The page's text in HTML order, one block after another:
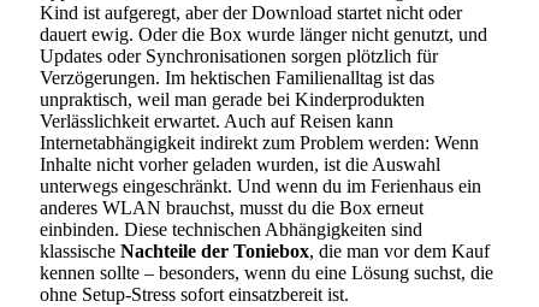
Kind ist aufgeregt, aber der Download startet nicht oder
dauert ewig. Oder die Box wurde länger nicht genutzt, und
Updates oder Synchronisationen sorgen plötzlich für
Verzögerungen. Im hektischen Familienalltag ist das
unpraktisch, weil man gerade bei Kinderprodukten
Verlässlichkeit erwartet. Auch auf Reisen kann
Internetabhängigkeit indirekt zum Problem werden: Wenn
Inhalte nicht vorher geladen wurden, ist die Auswahl
unterwegs eingeschränkt. Und wenn du im Ferienhaus ein
anderes WLAN brauchst, musst du die Box erneut
einbinden. Diese technischen Abhängigkeiten sind
klassische Nachteile der Toniebox, die man vor dem Kauf
kennen sollte – besonders, wenn du eine Lösung suchst, die
ohne Setup-Stress sofort einsatzbereit ist.